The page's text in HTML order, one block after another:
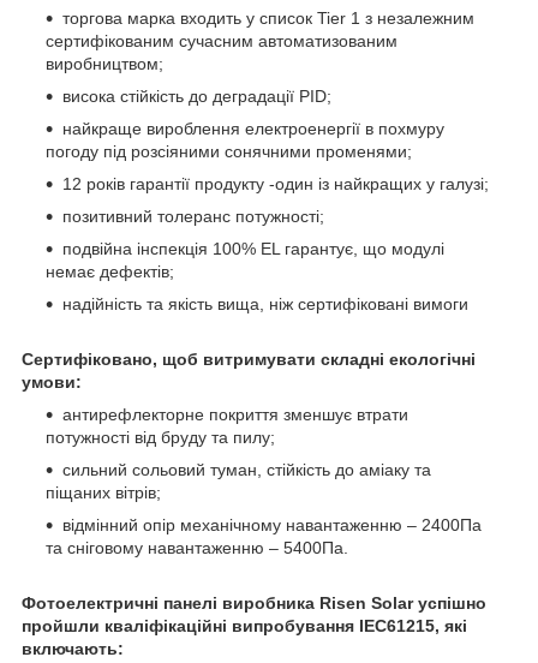
торгова марка входить у список Tier 1 з незалежним
сертифікованим сучасним автоматизованим
виробництвом;
висока стійкість до деградації PID;
найкраще вироблення електроенергії в похмуру
погоду під розсіяними сонячними променями;
12 років гарантії продукту -один із найкращих у галузі;
позитивний толеранс потужності;
подвійна інспекція 100% EL гарантує, що модулі
немає дефектів;
надійність та якість вища, ніж сертифіковані вимоги
Сертифіковано, щоб витримувати складні екологічні
умови:
антирефлекторне покриття зменшує втрати
потужності від бруду та пилу;
сильний сольовий туман, стійкість до аміаку та
піщаних вітрів;
відмінний опір механічному навантаженню – 2400Па
та сніговому навантаженню – 5400Па.
Фотоелектричні панелі виробника Risen Solar успішно
пройшли кваліфікаційні випробування IEC61215, які
включають: